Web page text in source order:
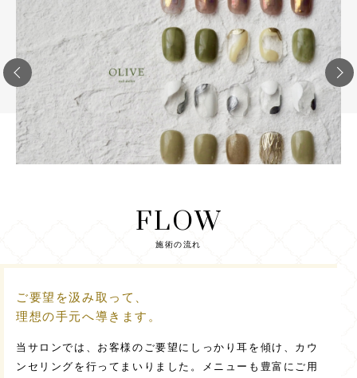
FLOW
施術の流れ
ご要望を汲み取って、
理想の手元へ導きます。
当サロンでは、お客様のご要望にしっかり耳を傾け、カウ
ンセリングを行ってまいりました。メニューも豊富にご用